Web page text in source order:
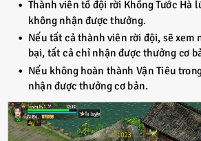
Thành viên tổ đội rời Khổng Tước Hà
không nhận được thưởng.
Nếu tất cả thành viên rời đội, sẽ xem
bại, tất cả chỉ nhận được thưởng cơ
Nếu không hoàn thành Vận Tiêu
nhận được thưởng cơ bản.